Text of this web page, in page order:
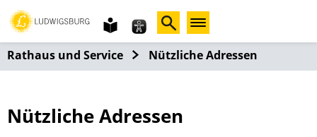
Gebärdensprache
leichte
Sprache
Rathaus und Service Nützliche Adressen
Nützliche Adressen